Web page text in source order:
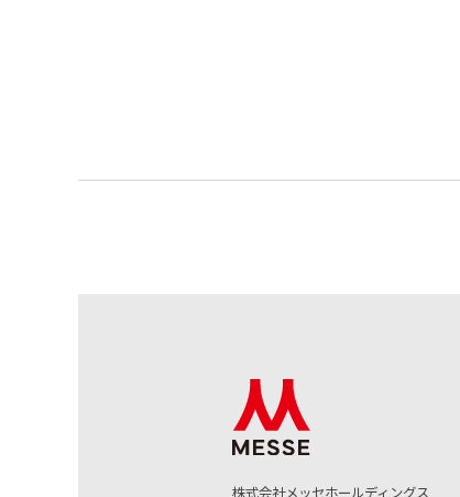
株式会社メッセホールディングス